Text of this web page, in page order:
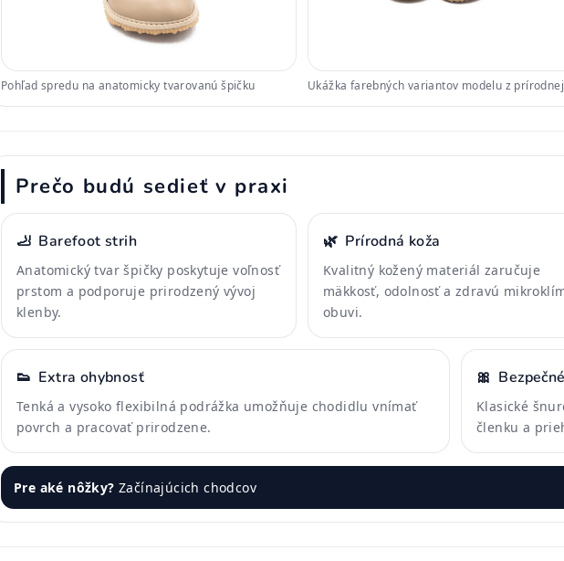
Pohľad spredu na anatomicky tvarovanú špičku Ukážka farebných variantov modelu z
Prečo budú sedieť v praxi
🦶 Barefoot strih
Anatomický tvar špičky poskytuje voľnosť
prstom a podporuje prirodzený vývoj
klenby.
🌿 Prírodná koža
Kvalitný kožený materiál zaručuje
mäkkosť, odolnosť a zdravú
obuvi.
👟 Extra ohybnosť
Tenká a vysoko flexibilná podrážka umožňuje chodidlu vnímať
povrch a pracovať prirodzene.
🎀
Klasické
členku a
Pre aké nôžky? Začínajúcich chodcov